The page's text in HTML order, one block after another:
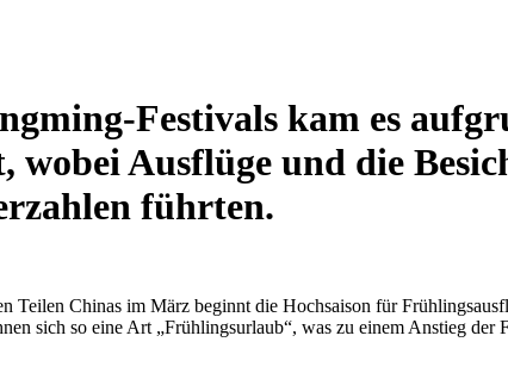
Festivals kam es
wobei Ausflüge und die
führten.
Teilen Chinas im März beginnt die Hochsaison für
sich so eine Art „Frühlingsurlaub“, was zu einem Anstieg der